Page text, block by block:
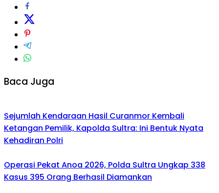
Baca Juga
Sejumlah Kendaraan Hasil Curanmor Kembali
Ketangan Pemilik, Kapolda Sultra: Ini Bentuk Nyata
Kehadiran Polri
Operasi Pekat Anoa 2026, Polda Sultra Ungkap 338
Kasus 395 Orang Berhasil Diamankan